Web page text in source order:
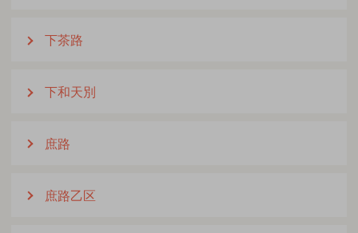
下茶路
下和天別
庶路
庶路乙区